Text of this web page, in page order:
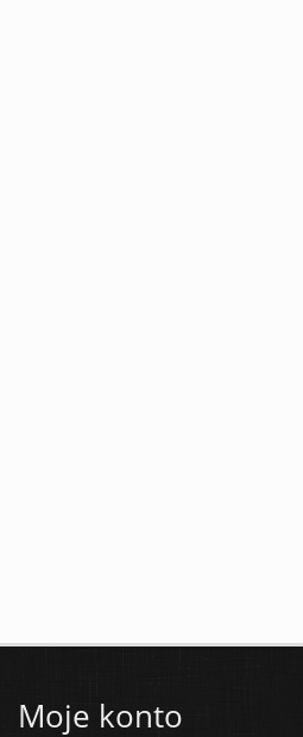
Moje konto